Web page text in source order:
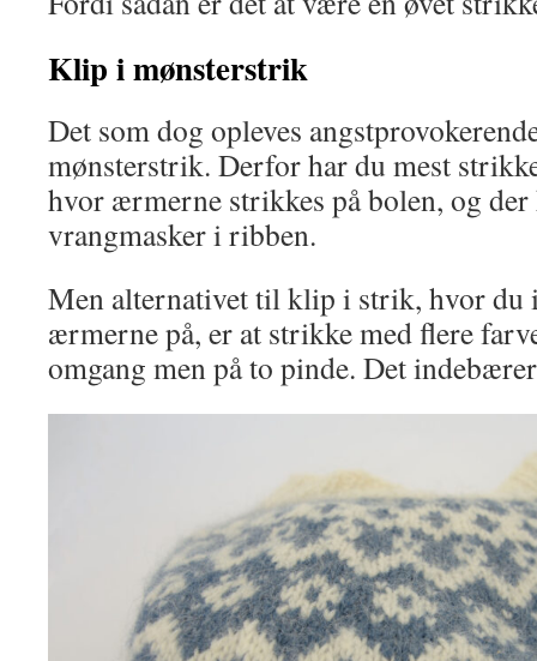
Klip i mønsterstrik
Det som dog opleves
mønsterstrik. Derfor har du mest
hvor ærmerne strikkes på bolen, og
vrangmasker i ribben.
Men alternativet til klip i strik, hvor du
ærmerne på, er at strikke med flere
omgang men på to pinde. Det